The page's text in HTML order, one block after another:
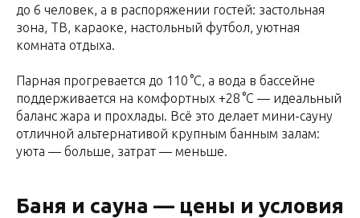
до 6 человек, а в распоряжении гостей: застольная
зона, ТВ, караоке, настольный футбол, уютная
комната отдыха.
Парная прогревается до 110 °C, а вода в бассейне
поддерживается на комфортных +28 °C — идеальный
баланс жара и прохлады. Всё это делает мини-сауну
отличной альтернативой крупным банным залам:
уюта — больше, затрат — меньше.
Баня и сауна — цены и условия